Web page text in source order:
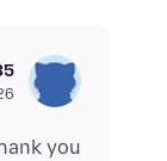
you. :-)